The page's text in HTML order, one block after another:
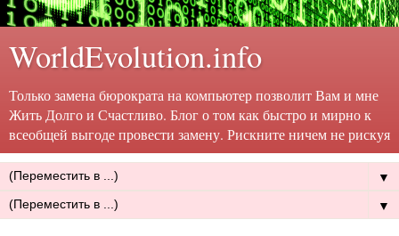
WorldEvolution.info
Только замена бюрократа на компьютер позволит Вам и мне
Жить Долго и Счастливо. Блог о том как быстро и мирно к
всеобщей выгоде провести замену. Рискните ничем не рискуя
▼
▼